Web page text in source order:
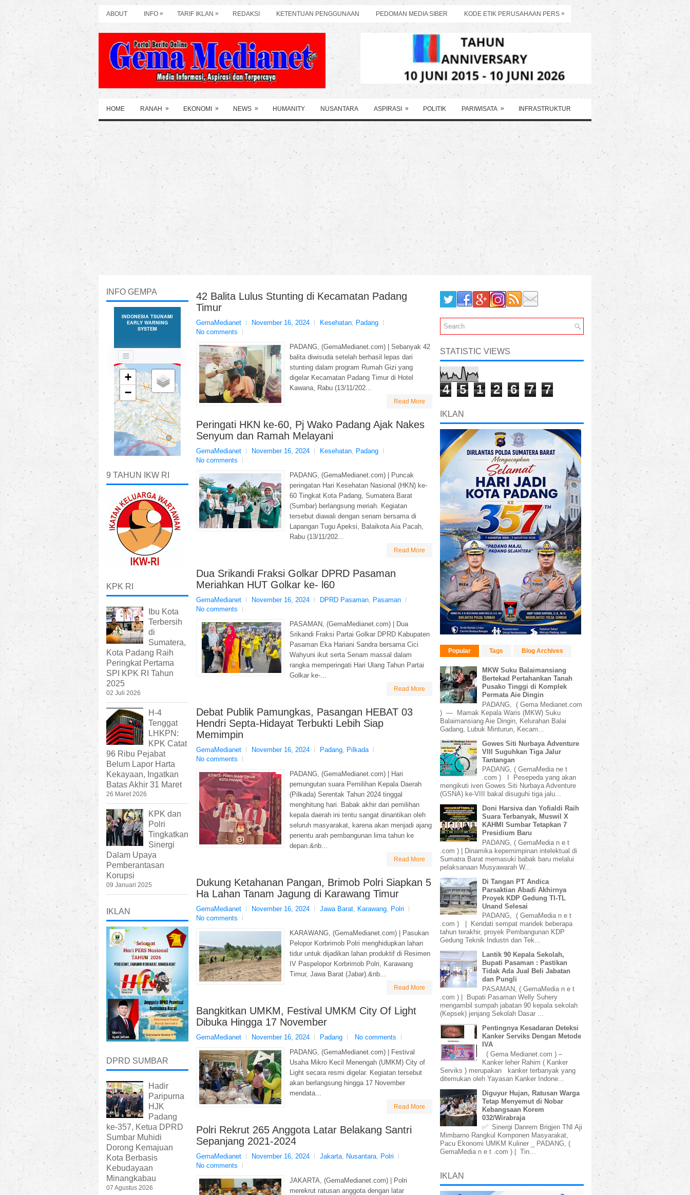
ABOUT INFO » TARIF IKLAN » REDAKSI KETENTUAN PENGGUNAAN PEDOMAN MEDIA SIBER KODE ETIK PERUSAHAAN PERS »
HOME RANAH » EKONOMI » NEWS » HUMANITY NUSANTARA ASPIRASI » POLITIK PARIWISATA » INFRASTRUKTUR
42 Balita Lulus Stunting di Kecamatan Padang
Timur
GemaMedianet November 16, 2024 Kesehatan, Padang
No comments
PADANG, (GemaMedianet.com) | Sebanyak 42
balita diwisuda setelah berhasil lepas dari
stunting dalam program Rumah Gizi yang
digelar Kecamatan Padang Timur di Hotel
Kawana, Rabu (13/11/202...
Read More
Peringati HKN ke-60, Pj Wako Padang Ajak Nakes
Senyum dan Ramah Melayani
GemaMedianet November 16, 2024 Kesehatan, Padang
No comments
PADANG, (GemaMedianet.com) | Puncak
peringatan Hari Kesehatan Nasional (HKN) ke-
60 Tingkat Kota Padang, Sumatera Barat
(Sumbar) berlangsung meriah. Kegiatan
tersebut diawali dengan senam bersama di
Lapangan Tugu Apeksi, Balaikota Aia Pacah,
Rabu (13/11/202...
Read More
Dua Srikandi Fraksi Golkar DPRD Pasaman
Meriahkan HUT Golkar ke- l60
GemaMedianet November 16, 2024 DPRD Pasaman, Pasaman
No comments
PASAMAN, (GemaMedianet.com) | Dua
Srikandi Fraksi Partai Golkar DPRD Kabupaten
Pasaman Eka Hariani Sandra bersama Cici
Wahyuni ikut serta Senam massal dalam
rangka memperingati Hari Ulang Tahun Partai
Golkar ke-...
Read More
Debat Publik Pamungkas, Pasangan HEBAT 03
Hendri Septa-Hidayat Terbukti Lebih Siap
Memimpin
GemaMedianet November 16, 2024 Padang, Pilkada
No comments
PADANG, (GemaMedianet.com) | Hari
pemungutan suara Pemilihan Kepala Daerah
(Pilkada) Serentak Tahun 2024 tinggal
menghitung hari. Babak akhir dari pemilihan
kepala daerah ini tentu sangat dinantikan oleh
seluruh masyarakat, karena akan menjadi ajang
penentu arah pembangunan lima tahun ke
depan.&nb...
Read More
Dukung Ketahanan Pangan, Brimob Polri Siapkan 5
Ha Lahan Tanam Jagung di Karawang Timur
GemaMedianet November 16, 2024 Jawa Barat, Karawang, Polri
No comments
KARAWANG, (GemaMedianet.com) | Pasukan
Pelopor Korbrimob Polri menghidupkan lahan
tidur untuk dijadikan lahan produktif di Resimen
IV Paspelopor Korbrimob Polri, Karawang
Timur, Jawa Barat (Jabar).&nb...
Read More
Bangkitkan UMKM, Festival UMKM City Of Light
Dibuka Hingga 17 November
GemaMedianet November 16, 2024 Padang
No comments
PADANG, (GemaMedianet.com) | Festival
Usaha Mikro Kecil Menengah (UMKM) City of
Light secara resmi digelar. Kegiatan tersebut
akan berlangsung hingga 17 November
mendata...
Read More
Polri Rekrut 265 Anggota Latar Belakang Santri
Sepanjang 2021-2024
GemaMedianet November 16, 2024 Jakarta, Nusantara, Polri
No comments
JAKARTA, (GemaMedianet.com) | Polri
merekrut ratusan anggota dengan latar
INFO GEMPA
9 TAHUN IKW RI
KPK RI
Ibu Kota
Terbersih
di
Sumatera,
Kota Padang Raih
Peringkat Pertama
SPI KPK RI Tahun
2025
02 Juli 2026
H-4
Tenggat
LHKPN:
KPK Catat
96 Ribu Pejabat
Belum Lapor Harta
Kekayaan, Ingatkan
Batas Akhir 31 Maret
26 Maret 2026
KPK dan
Polri
Tingkatkan
Sinergi
Dalam Upaya
Pemberantasan
Korupsi
09 Januari 2025
IKLAN
DPRD SUMBAR
Hadir
Paripurna
HJK
Padang
ke-357, Ketua DPRD
Sumbar Muhidi
Dorong Kemajuan
Kota Berbasis
Kebudayaan
Minangkabau
07 Agustus 2026
STATISTIC VIEWS
4 5 1 2 6 7 7
IKLAN
Popular Tags Blog Archives
MKW Suku Balaimansiang
Bertekad Pertahankan Tanah
Pusako Tinggi di Komplek
Permata Aie Dingin
PADANG, ( Gema Medianet.com
) — Mamak Kepala Waris (MKW) Suku
Balaimansiang Aie Dingin, Kelurahan Balai
Gadang, Lubuk Minturun, Kecam...
Gowes Siti Nurbaya Adventure
VIII Suguhkan Tiga Jalur
Tantangan
PADANG, ( GemaMedia ne t
.com ) I Pesepeda yang akan
mengikuti iven Gowes Siti Nurbaya Adventure
(GSNA) ke-VIII bakal disuguhi tiga jalu...
Doni Harsiva dan Yofialdi Raih
Suara Terbanyak, Muswil X
KAHMI Sumbar Tetapkan 7
Presidium Baru
PADANG, ( GemaMedia n e t
.com ) | Dinamika kepemimpinan intelektual di
Sumatra Barat memasuki babak baru melalui
pelaksanaan Musyawarah W...
Di Tangan PT Andica
Parsaktian Abadi Akhirnya
Proyek KDP Gedung TI-TL
Unand Selesai
PADANG, ( GemaMedia n e t
.com ) | Kendati sempat mandek beberapa
tahun terakhir, proyek Pembangunan KDP
Gedung Teknik Industri dan Tek...
Lantik 90 Kepala Sekolah,
Bupati Pasaman : Pastikan
Tidak Ada Jual Beli Jabatan
dan Pungli
PASAMAN, ( GemaMedia n e t
.com ) | Bupati Pasaman Welly Suhery
mengambil sumpah jabatan 90 kepala sekolah
(Kepsek) jenjang Sekolah Dasar ...
Pentingnya Kesadaran Deteksi
Kanker Serviks Dengan Metode
IVA
( Gema Medianet.com ) –
Kanker leher Rahim ( Kanker
Serviks ) merupakan kanker terbanyak yang
ditemukan oleh Yayasan Kanker Indone...
Diguyur Hujan, Ratusan Warga
Tetap Menyemut di Nobar
Kebangsaan Korem
032/Wirabraja
✅ Sinergi Danrem Brigjen TNI Aji
Mimbarno Rangkul Komponen Masyarakat,
Pacu Ekonomi UMKM Kuliner _ PADANG, (
GemaMedia n e t .com ) | Tin...
IKLAN